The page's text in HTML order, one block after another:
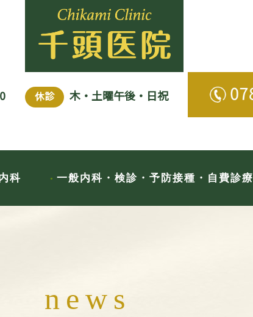
休診 木・土曜午後・日祝
科 一般内科・検診・予防接種・自費診療
n ew s